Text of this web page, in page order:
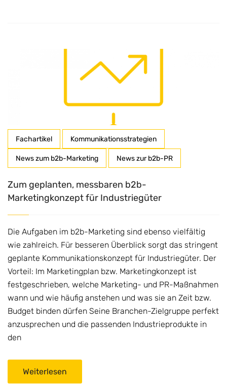
Fachartikel Kommunikationsstrategien
News zum b2b-Marketing News zur b2b-PR
Zum geplanten, messbaren b2b-
Marketingkonzept für Industriegüter
Die Aufgaben im b2b-Marketing sind ebenso vielfältig
wie zahlreich. Für besseren Überblick sorgt das stringent
geplante Kommunikationskonzept für Industriegüter. Der
Vorteil: Im Marketingplan bzw. Marketingkonzept ist
festgeschrieben, welche Marketing- und PR-Maßnahmen
wann und wie häufig anstehen und was sie an Zeit bzw.
Budget binden dürfen Seine Branchen-Zielgruppe perfekt
anzusprechen und die passenden Industrieprodukte in
den
Weiterlesen